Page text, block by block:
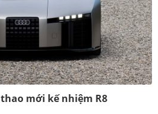
mới kế nhiệm R8